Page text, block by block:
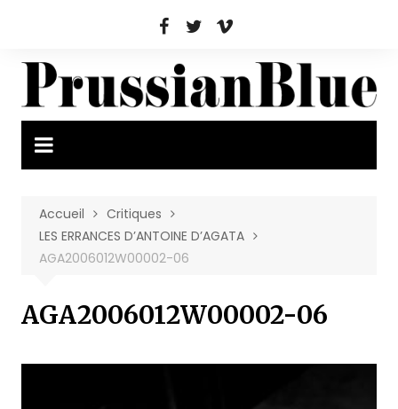
Accueil
Critiques
LES ERRANCES D’ANTOINE D’AGATA
AGA2006012W00002-06
AGA2006012W00002-06